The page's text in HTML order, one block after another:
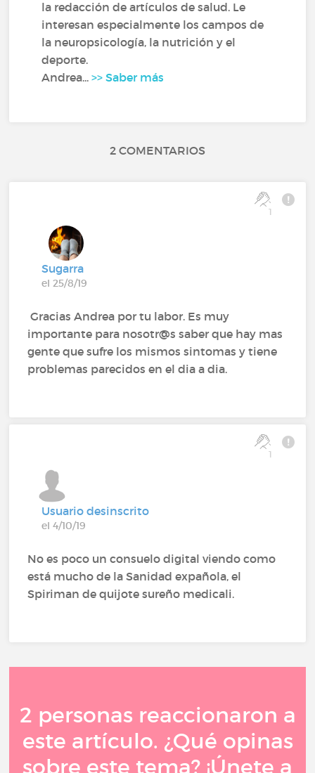
la redacción de artículos de salud. Le
interesan especialmente los campos de
la neuropsicología, la nutrición y el
deporte.
Andrea...>> Saber más
2 COMENTARIOS
1
Sugarra
el 25/8/19
Gracias Andrea por tu labor. Es muy
importante para nosotr@s saber que hay mas
gente que sufre los mismos sintomas y tiene
problemas parecidos en el dia a dia.
1
Usuario desinscrito
el 4/10/19
No es poco un consuelo digital viendo como
está mucho de la Sanidad expañola, el
Spiriman de quijote sureño medicali.
2 personas reaccionaron a
este artículo. ¿Qué opinas
sobre este tema? ¡Únete a